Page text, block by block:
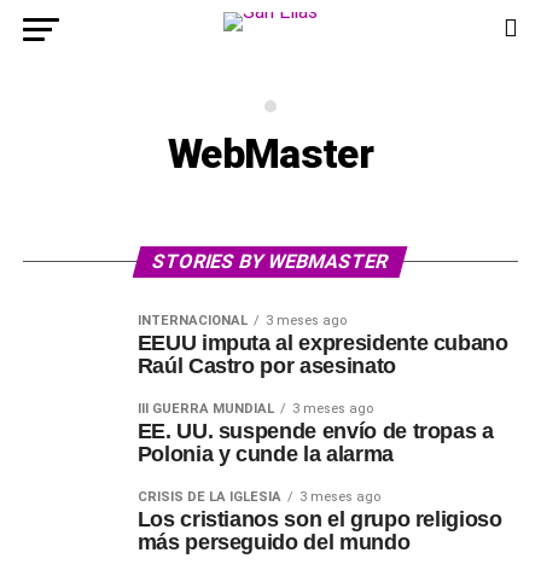
WebMaster
STORIES BY WEBMASTER
INTERNACIONAL 3 meses ago
EEUU imputa al expresidente cubano
Raúl Castro por asesinato
III GUERRA MUNDIAL 3 meses ago
EE. UU. suspende envío de tropas a
Polonia y cunde la alarma
CRISIS DE LA IGLESIA 3 meses ago
Los cristianos son el grupo religioso
más perseguido del mundo